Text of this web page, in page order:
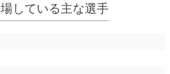
している主な選手